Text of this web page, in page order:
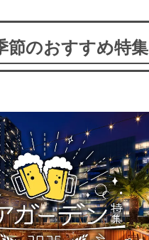
節のおすすめ特集